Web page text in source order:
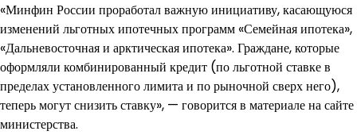
«Минфин России проработал важную инициативу, касающуюся
изменений льготных ипотечных программ «Семейная ипотека»,
«Дальневосточная и арктическая ипотека». Граждане, которые
оформляли комбинированный кредит (по льготной ставке в
пределах установленного лимита и по рыночной сверх него),
теперь могут снизить ставку», — говорится в материале на сайте
министерства.